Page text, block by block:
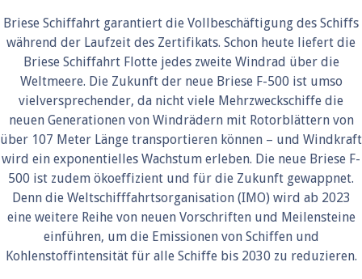
Briese Schiffahrt garantiert die Vollbeschäftigung des Schiffs
während der Laufzeit des Zertifikats. Schon heute liefert die
Briese Schiffahrt Flotte jedes zweite Windrad über die
Weltmeere. Die Zukunft der neue Briese F-500 ist umso
vielversprechender, da nicht viele Mehrzweckschiffe die
neuen Generationen von Windrädern mit Rotorblättern von
über 107 Meter Länge transportieren können – und Windkraft
wird ein exponentielles Wachstum erleben. Die neue Briese F-
500 ist zudem ökoeffizient und für die Zukunft gewappnet.
Denn die Weltschifffahrtsorganisation (IMO) wird ab 2023
eine weitere Reihe von neuen Vorschriften und Meilensteine
einführen, um die Emissionen von Schiffen und
Kohlenstoffintensität für alle Schiffe bis 2030 zu reduzieren.